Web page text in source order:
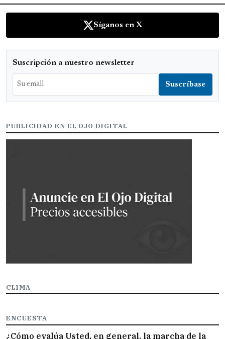
Síganos en X
Suscripción a nuestro newsletter
PUBLICIDAD EN EL OJO DIGITAL
CLIMA
ENCUESTA
¿Cómo evalúa Usted, en general, la marcha de la